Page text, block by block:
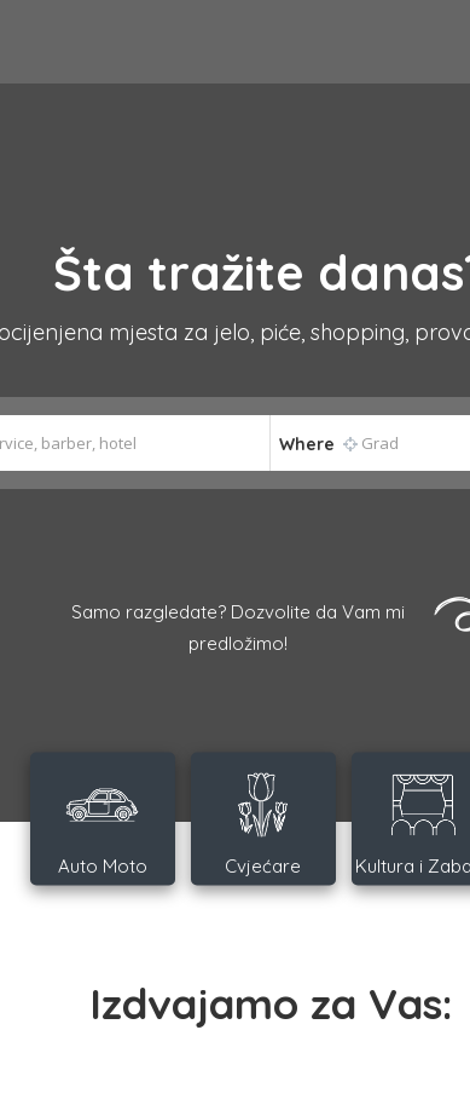
Šta tražite
mjesta za jelo, piće, shopping,
Where
Samo razgledate? Dozvolite da Vam mi
predložimo!
Auto Moto Cvjećare Kultura i
Izdvajamo za Vas: